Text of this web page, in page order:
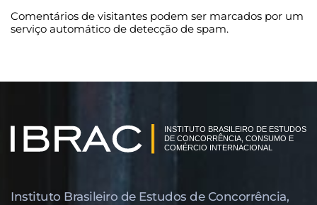
Comentários de visitantes podem ser marcados por um
serviço automático de detecção de spam.
Instituto Brasileiro de Estudos de Concor­rência,